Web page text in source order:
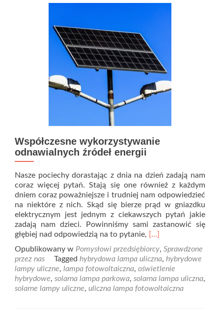
Współczesne wykorzystywanie
odnawialnych źródeł energii
Nasze pociechy dorastając z dnia na dzień zadają nam
coraz więcej pytań. Stają się one również z każdym
dniem coraz poważniejsze i trudniej nam odpowiedzieć
na niektóre z nich. Skąd się bierze prąd w gniazdku
elektrycznym jest jednym z ciekawszych pytań jakie
zadają nam dzieci. Powinniśmy sami zastanowić się
głębiej nad odpowiedzią na to pytanie, Read
about
Współczesne
wykorzystywanie
odnawialnych
źródeł
[…]
Opublikowany w Pomysłowi przedsiębiorcy, Sprawdzone
przez nas
Tagged hybrydowa lampa uliczna, hybrydowe
lampy uliczne, lampa fotowoltaiczna, oświetlenie
hybrydowe, solarna lampa parkowa, solarna lampa uliczna,
solarne lampy uliczne, uliczna lampa fotowoltaiczna